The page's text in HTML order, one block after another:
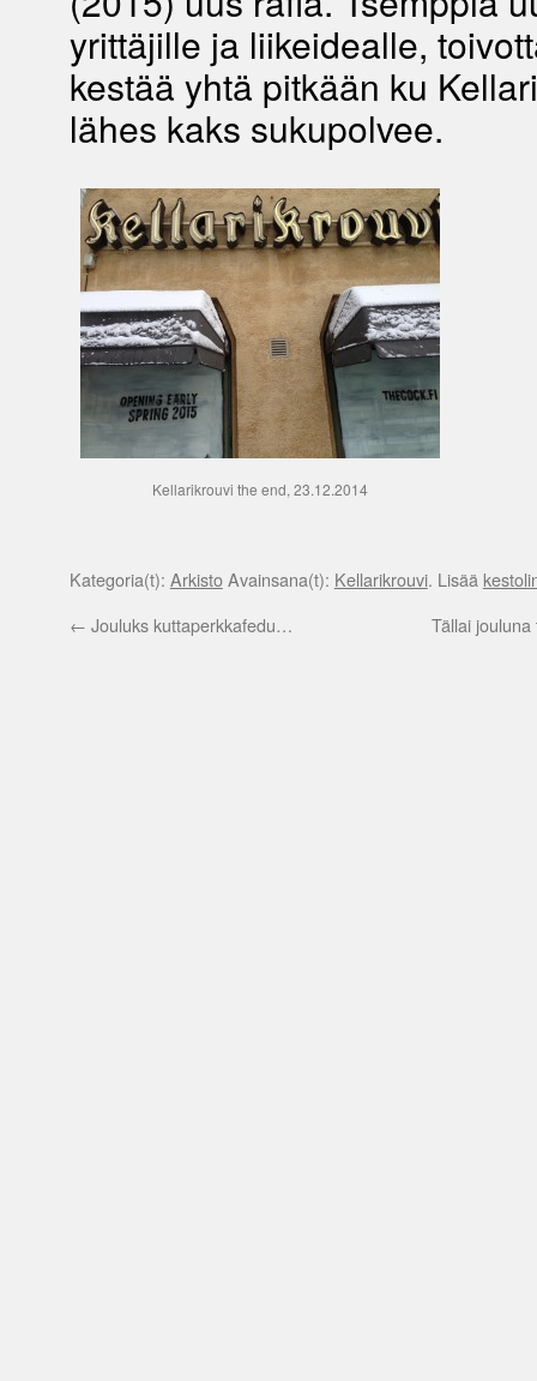
yrittäjille ja liikeidealle,
kestää yhtä pitkään ku
lähes kaks sukupolvee.
Kellarikrouvi the end, 23.12.2014
Kategoria(t): ArkistoAvainsana(t): Kellarikrouvi. Lisää
← Jouluks kuttaperkkafedu… Tällai